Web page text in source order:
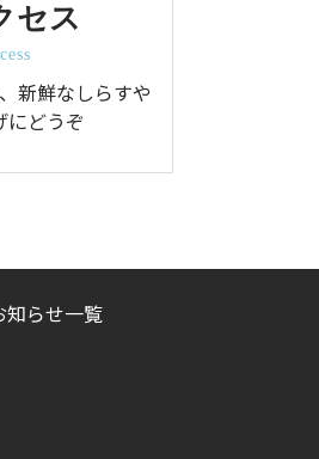
セス
新鮮なしらすや
にどうぞ
知らせ一覧